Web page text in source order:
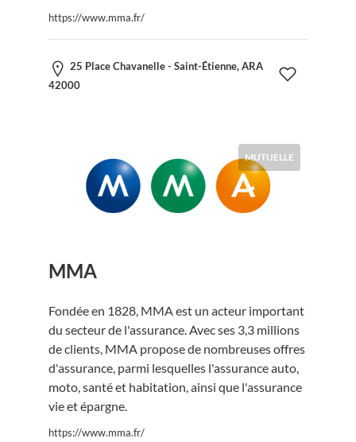
https://www.mma.fr/
25 Place Chavanelle - Saint-Étienne, ARA
42000
MUTUELLE
MMA
Fondée en 1828, MMA est un acteur important
du secteur de l'assurance. Avec ses 3,3 millions
de clients, MMA propose de nombreuses offres
d'assurance, parmi lesquelles l'assurance auto,
moto, santé et habitation, ainsi que l'assurance
vie et épargne.
https://www.mma.fr/